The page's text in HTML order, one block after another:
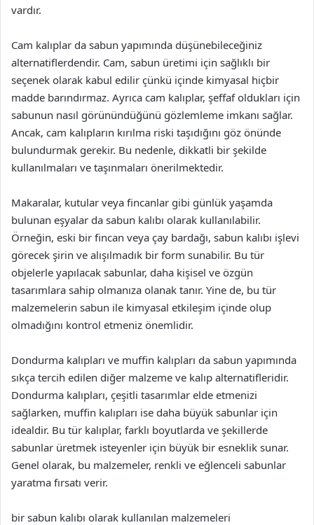
vardır.
Cam kalıplar da sabun yapımında düşünebileceğiniz
alternatiflerdendir. Cam, sabun üretimi için sağlıklı bir
seçenek olarak kabul edilir çünkü içinde kimyasal hiçbir
madde barındırmaz. Ayrıca cam kalıplar, şeffaf oldukları için
sabunun nasıl görünündüğünü gözlemleme imkanı sağlar.
Ancak, cam kalıpların kırılma riski taşıdığını göz önünde
bulundurmak gerekir. Bu nedenle, dikkatli bir şekilde
kullanılmaları ve taşınmaları önerilmektedir.
Makaralar, kutular veya fincanlar gibi günlük yaşamda
bulunan eşyalar da sabun kalıbı olarak kullanılabilir.
Örneğin, eski bir fincan veya çay bardağı, sabun kalıbı işlevi
görecek şirin ve alışılmadık bir form sunabilir. Bu tür
objelerle yapılacak sabunlar, daha kişisel ve özgün
tasarımlara sahip olmanıza olanak tanır. Yine de, bu tür
malzemelerin sabun ile kimyasal etkileşim içinde olup
olmadığını kontrol etmeniz önemlidir.
Dondurma kalıpları ve muffin kalıpları da sabun yapımında
sıkça tercih edilen diğer malzeme ve kalıp alternatifleridir.
Dondurma kalıpları, çeşitli tasarımlar elde etmenizi
sağlarken, muffin kalıpları ise daha büyük sabunlar için
idealdir. Bu tür kalıplar, farklı boyutlarda ve şekillerde
sabunlar üretmek isteyenler için büyük bir esneklik sunar.
Genel olarak, bu malzemeler, renkli ve eğlenceli sabunlar
yaratma fırsatı verir.
bir sabun kalıbı olarak kullanılan malzemeleri